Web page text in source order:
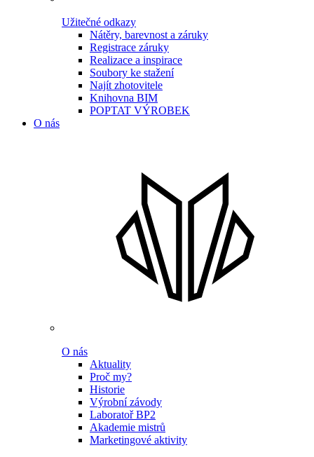
Užitečné odkazy
Nátěry, barevnost a záruky
Registrace záruky
Realizace a inspirace
Soubory ke stažení
Najít zhotovitele
Knihovna BIM
POPTAT VÝROBEK
O nás
O nás
Aktuality
Proč my?
Historie
Výrobní závody
Laboratoř BP2
Akademie mistrů
Marketingové aktivity